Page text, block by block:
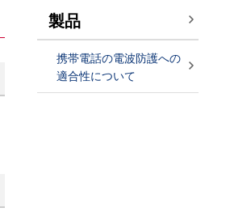
製品
携帯電話の電波防護への
適合性について